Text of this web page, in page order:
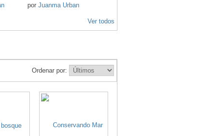
porJuanma Urban
Ver todos
Ordenar por: